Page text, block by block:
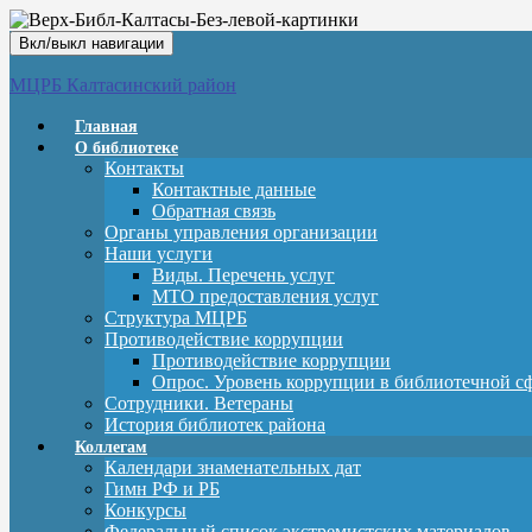
Вкл/выкл навигации
МЦРБ Калтасинский район
Главная
О библиотеке
Контакты
Контактные данные
Обратная связь
Органы управления организации
Наши услуги
Виды. Перечень услуг
МТО предоставления услуг
Структура МЦРБ
Противодействие коррупции
Противодействие коррупции
Опрос. Уровень коррупции в библиотечной
Сотрудники. Ветераны
История библиотек района
Коллегам
Календари знаменательных дат
Гимн РФ и РБ
Конкурсы